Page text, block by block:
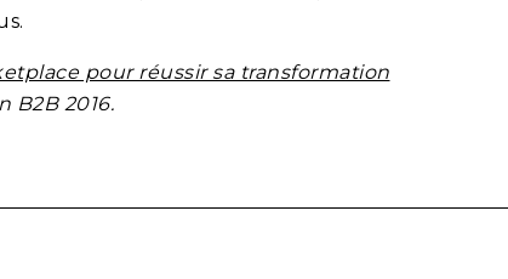
pour réussir sa transformation
B2B 2016.